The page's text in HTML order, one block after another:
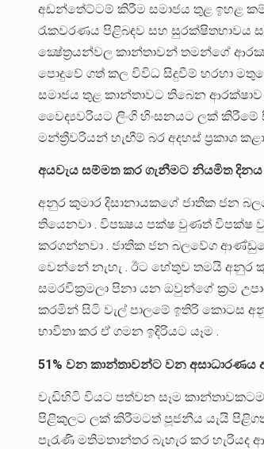
අඩන්තේට්ටම් කිරීම සමාජය තුළ ඉහළ
රැකවරණය පිළිබඳව සහ සුරක්ෂිතභාවය
ක්‍ෂේත්‍රයන්වල කාන්තාවන් තමන්ගේ
පොදුවේ ගත් කල විවිධ සිදුවීම් හරහා
සමාජය තුළ කාන්තාවට තිබෙන
වෛද්‍යවරියට ලිංගි හිංසනයට ලක්
මන්ත්‍රීවරියන් හැඟීම් බර අදහස් ප්‍රකාශ
අයවැය සම්මත කර ගැනීමට නියමිත දිනය
අනුර කුමාර දිසානායකගේ ජාතික ජන
තියෙනවා . විපක්‍ෂය පක්ෂ වුණත් විපක්ෂ
කරගන්නවා . ජාතික ජන බලවේග
වෙන්නේ නැහැ . ඊට හේතුව තමයි අනුර
සමරවික්‍රමලා පිනා යන ඔවුන්ගේ ක්‍රම
කරමින් සිටි වැල් පාලමේ ඉතිරි කොටස
භාවිතා කර ඒ ගමන ඉදිරියට යෑම .
51% වන කාන්තාවන්ට වන
වැඩිහිටි වියට පත්වන සෑම
පිළිකුලට ලක් කිරීමටත් පූජනීය යැයි
පැරැණි මතිමතාන්තර බැහැර කර